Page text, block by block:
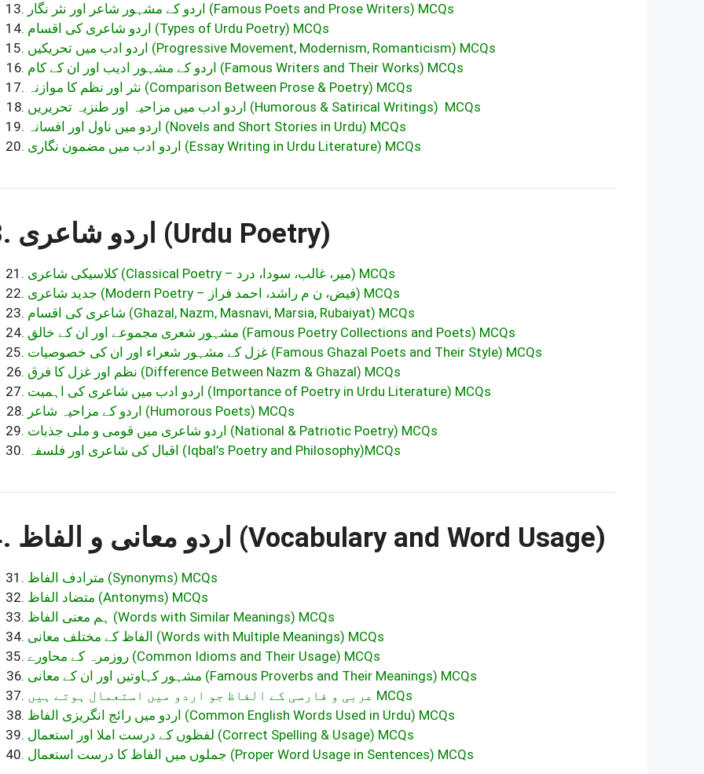
اردو کے مشہور شاعر اور نثر نگار (Famous Poets and Prose Writers) MCQs
اردو شاعری کی اقسام (Types of Urdu Poetry) MCQs
اردو ادب میں تحریکیں (Progressive Movement, Modernism, Romanticism) MCQs
اردو کے مشہور ادیب اور ان کے کام (Famous Writers and Their Works) MCQs
نثر اور نظم کا موازنہ (Comparison Between Prose & Poetry) MCQs
اردو ادب میں مزاحیہ اور طنزیہ تحریریں (Humorous & Satirical Writings) MCQs
اردو میں ناول اور افسانہ (Novels and Short Stories in Urdu) MCQs
اردو ادب میں مضمون نگاری (Essay Writing in Urdu Literature) MCQs
3. اردو شاعری (Urdu Poetry)
کلاسیکی شاعری (Classical Poetry – میر، غالب، سودا، درد) MCQs
جدید شاعری (Modern Poetry – فیض، ن م راشد، احمد فراز) MCQs
شاعری کی اقسام (Ghazal, Nazm, Masnavi, Marsia, Rubaiyat) MCQs
مشہور شعری مجموعے اور ان کے خالق (Famous Poetry Collections and Poets) MCQs
غزل کے مشہور شعراء اور ان کی خصوصیات (Famous Ghazal Poets and Their Style) MCQs
نظم اور غزل کا فرق (Difference Between Nazm & Ghazal) MCQs
اردو ادب میں شاعری کی اہمیت (Importance of Poetry in Urdu Literature) MCQs
اردو کے مزاحیہ شاعر (Humorous Poets) MCQs
اردو شاعری میں قومی و ملی جذبات (National & Patriotic Poetry) MCQs
اقبال کی شاعری اور فلسفہ (Iqbal’s Poetry and Philosophy)MCQs
4. اردو معانی و الفاظ (Vocabulary and Word Usage)
مترادف الفاظ (Synonyms) MCQs
متضاد الفاظ (Antonyms) MCQs
ہم معنی الفاظ (Words with Similar Meanings) MCQs
الفاظ کے مختلف معانی (Words with Multiple Meanings) MCQs
روزمرہ کے محاورے (Common Idioms and Their Usage) MCQs
مشہور کہاوتیں اور ان کے معانی (Famous Proverbs and Their Meanings) MCQs
عربی و فارسی کے الفاظ جو اردو میں استعمال ہوتے ہیں MCQs
اردو میں رائج انگریزی الفاظ (Common English Words Used in Urdu) MCQs
لفظوں کے درست املا اور استعمال (Correct Spelling & Usage) MCQs
جملوں میں الفاظ کا درست استعمال (Proper Word Usage in Sentences) MCQs